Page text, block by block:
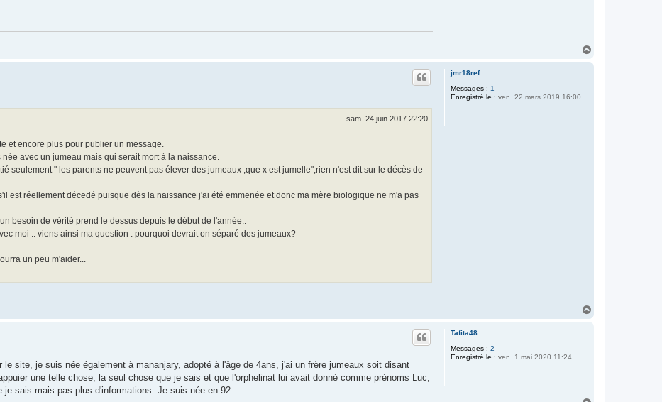
jmr18ref
Messages : 1
Enregistré le : ven. 22 mars 2019 16:00
sam. 24 juin 2017 22:20
et encore plus pour publier un message.
avec un jumeau mais qui serait mort à la naissance.
seulement " les parents ne peuvent pas élever des jumeaux ,que x est jumelle",rien n'est dit sur le décès de
est réellement décedé puisque dès la naissance j'ai été emmenée et donc ma mère biologique ne m'a pas
besoin de vérité prend le dessus depuis le début de l'année..
moi .. viens ainsi ma question : pourquoi devrait on séparé des jumeaux?
un peu m'aider...
Tafita48
Messages : 2
Enregistré le : ven. 1 mai 2020 11:24
site, je suis née également à mananjary, adopté à l'âge de 4ans, j'ai un frère jumeaux soit disant
une telle chose, la seul chose que je sais et que l'orphelinat lui avait donné comme prénoms Luc,
sais mais pas plus d'informations. Je suis née en 92